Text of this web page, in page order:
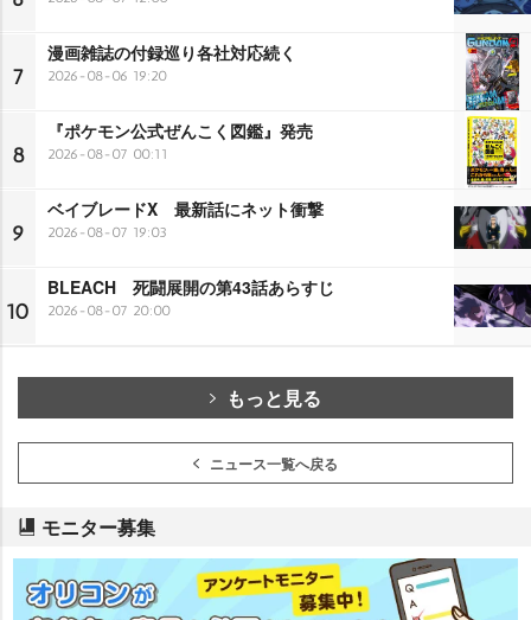
7
漫画雑誌の付録巡り各社対応続く
2026-08-06 19:20
8
『ポケモン公式ぜんこく図鑑』発売
2026-08-07 00:11
9
ベイブレードX 最新話にネット衝撃
2026-08-07 19:03
10
BLEACH 死闘展開の第43話あらすじ
2026-08-07 20:00
もっと見る
ニュース一覧へ戻る
モニター募集